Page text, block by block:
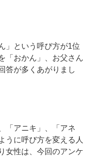
」という呼び方が1位
「おかん」、お父さん
答が多くあがりまし
「アニキ」、「アネ
うに呼び方を変える人
女性は、今回のアンケ